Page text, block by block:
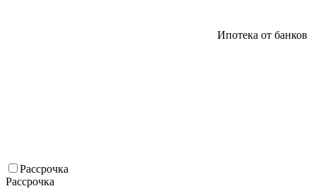
Ипотека от банков
Рассрочка
Рассрочка